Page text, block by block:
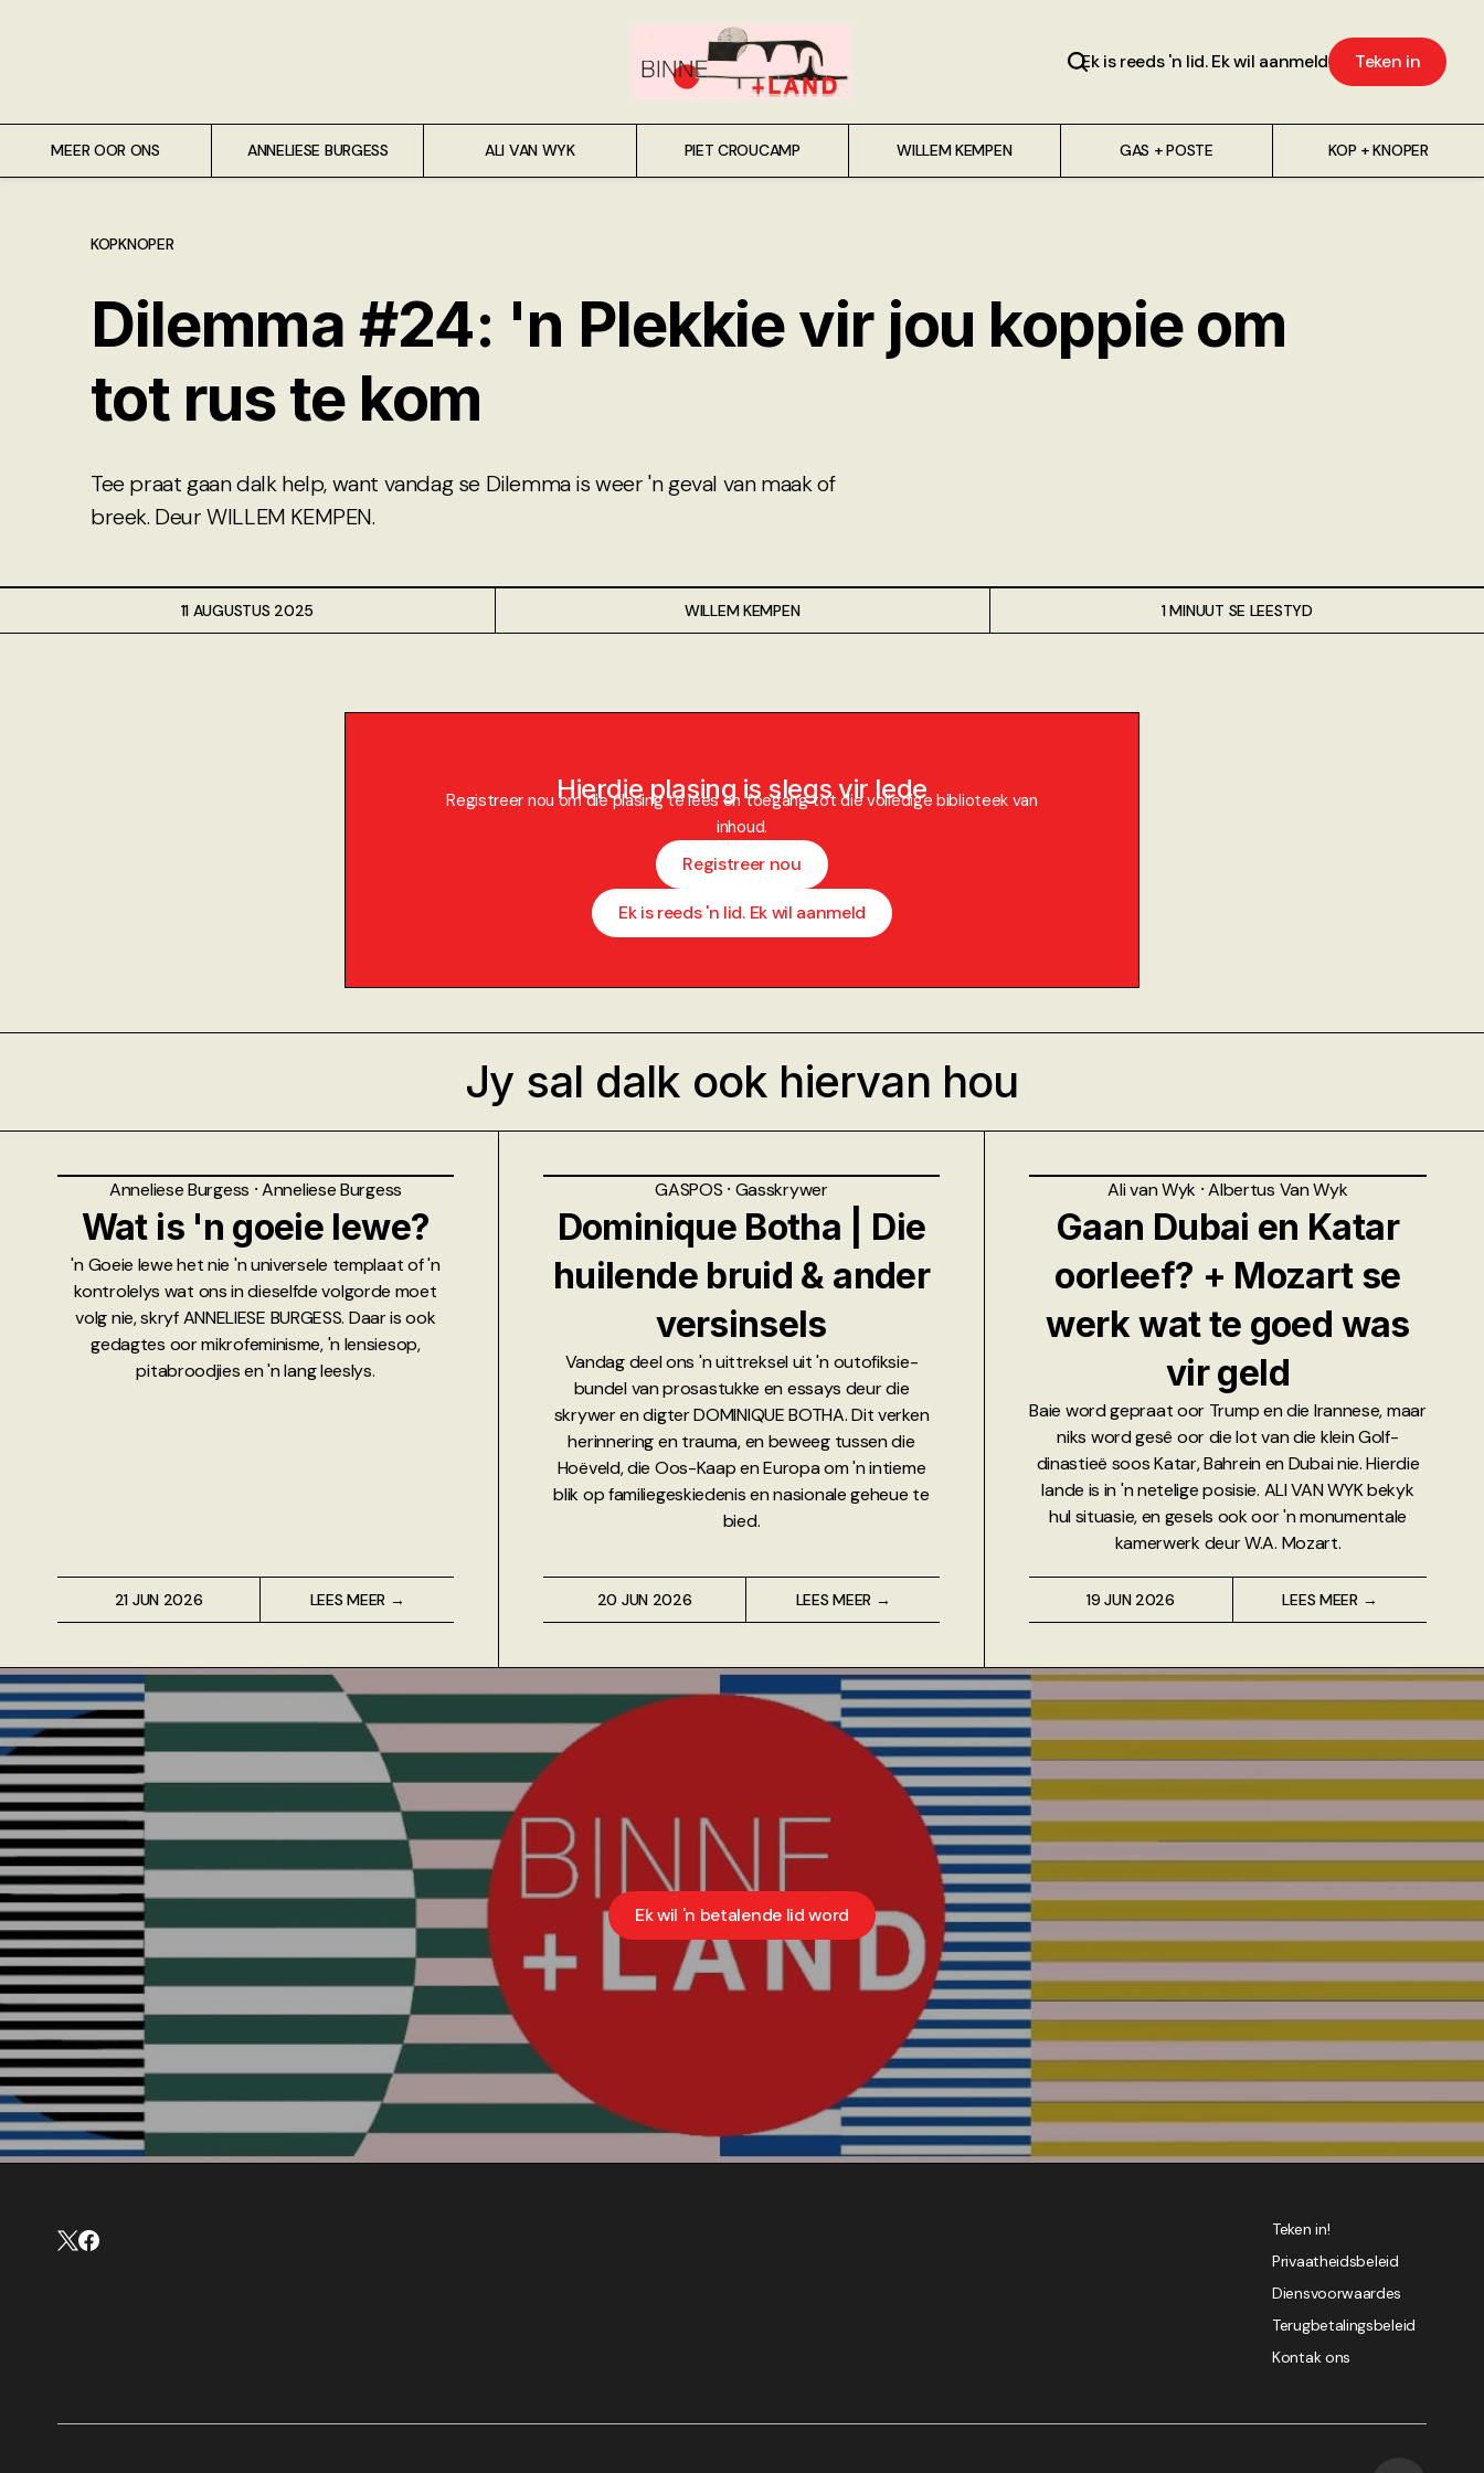
Ek is reeds 'n lid. Ek wil aanmeld Teken in
MEER OOR ONS ANNELIESE BURGESS ALI VAN WYK PIET CROUCAMP WILLEM KEMPEN GAS + POSTE KOP + KNOPER
KOPKNOPER
Dilemma #24: 'n Plekkie vir jou koppie om
tot rus te kom
Tee praat gaan dalk help, want vandag se Dilemma is weer 'n geval van maak of
breek. Deur WILLEM KEMPEN.
11 AUGUSTUS 2025 WILLEM KEMPEN 1 MINUUT SE LEESTYD
Hierdie plasing is slegs vir lede
Registreer nou om die plasing te lees en toegang tot die volledige biblioteek van
inhoud.
Registreer nou
Ek is reeds 'n lid. Ek wil aanmeld
Jy sal dalk ook hiervan hou
Anneliese Burgess ⸱Anneliese Burgess
Wat is 'n goeie lewe?
'n Goeie lewe het nie 'n universele templaat of 'n
kontrolelys wat ons in dieselfde volgorde moet
volg nie, skryf ANNELIESE BURGESS. Daar is ook
gedagtes oor mikrofeminisme, 'n lensiesop,
pitabroodjies en 'n lang leeslys.
21 JUN 2026 LEES MEER →
GASPOS ⸱ Gasskrywer
Dominique Botha | Die
huilende bruid & ander
versinsels
Vandag deel ons 'n uittreksel uit 'n outofiksie-
bundel van prosastukke en essays deur die
skrywer en digter DOMINIQUE BOTHA. Dit verken
herinnering en trauma, en beweeg tussen die
Hoëveld, die Oos-Kaap en Europa om 'n intieme
blik op familiegeskiedenis en nasionale geheue te
bied.
20 JUN 2026 LEES MEER →
Ali van Wyk ⸱Albertus Van Wyk
Gaan Dubai en Katar
oorleef? + Mozart se
werk wat te goed was
vir geld
Baie word gepraat oor Trump en die Irannese, maar
niks word gesê oor die lot van die klein Golf-
dinastieë soos Katar, Bahrein en Dubai nie. Hierdie
lande is in 'n netelige posisie. ALI VAN WYK bekyk
hul situasie, en gesels ook oor 'n monumentale
kamerwerk deur W.A. Mozart.
19 JUN 2026 LEES MEER →
Ek wil 'n betalende lid word
Teken in!
Privaatheidsbeleid
Diensvoorwaardes
Terugbetalingsbeleid
Kontak ons
Ali van Wyk
Gas + Poste
Kop + Knoper